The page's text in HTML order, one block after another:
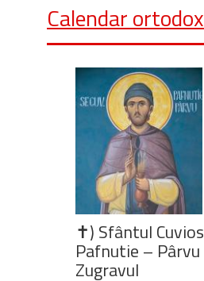
Calendar ortodox
✝) Sfântul Cuvios
Pafnutie – Pârvu
Zugravul